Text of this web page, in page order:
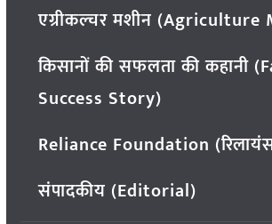
एग्रीकल्चर मशीन (Agriculture
किसानों की सफलता की कहानी
Success Story)
Reliance Foundation
संपादकीय (Editorial)